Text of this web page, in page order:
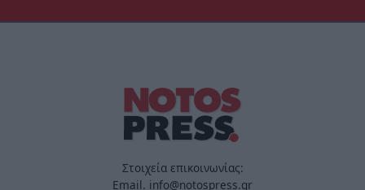
Στοιχεία επικοινωνίας:
Email. info@notospress.gr